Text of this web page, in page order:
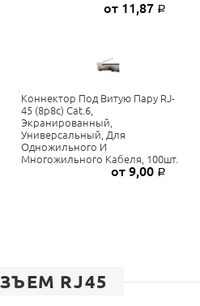
от 11,87 Р
Коннектор Под Витую Пару RJ-
45 (8p8c) Cat.6,
Экранированный,
Универсальный, Для
Одножильного И
Многожильного Кабеля, 100шт.
от 9,00 Р
RJ45